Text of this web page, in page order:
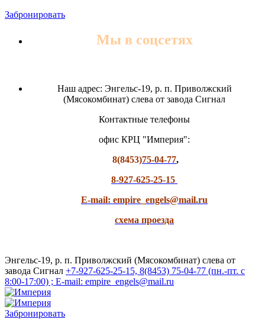
Забронировать
Мы в соцсетях
Наш адрес: Энгельс-19, р. п. Приволжский
(Мясокомбинат) слева от завода Сигнал
Контактные телефоны
офис КРЦ "Империя":
8(8453)75-04-77,
8-927-625-25-15
E-mail: empire_engels@mail.ru
схема проезда
Энгельс-19, р. п. Приволжский (Мясокомбинат) слева от
завода Сигнал +7-927-625-25-15, 8(8453) 75-04-77 (пн.-пт. с
8:00-17:00) ; E-mail: empire_engels@mail.ru
Забронировать